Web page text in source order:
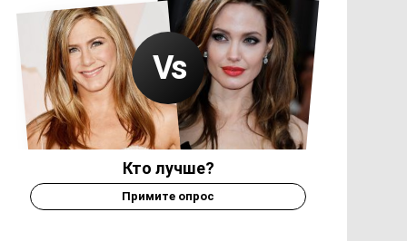
Кто лучше?
Примите опрос